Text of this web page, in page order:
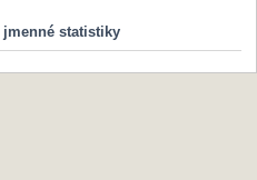
jmenné statistiky